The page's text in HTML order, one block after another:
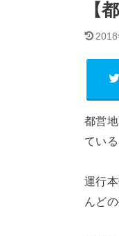
【
都営
ている
運行
んど